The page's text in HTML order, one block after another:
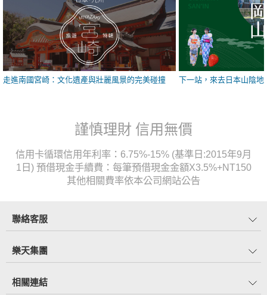
走進南國宮崎：文化遺產與壯麗風景的完美碰撞 下一站，來去日本山陰地
謹慎理財 信用無價
信用卡循環信用年利率：6.75%-15% (基準日:2015年9月
1日) 預借現金手續費：每筆預借現金金額X3.5%+NT150
其他相關費率依本公司網站公告
聯絡客服
樂天集團
相關連結